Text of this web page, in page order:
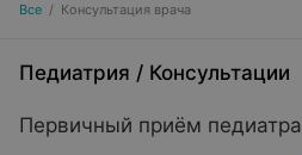
Все / Консультация врача
Педиатрия / Консультации
Первичный приём педиатра